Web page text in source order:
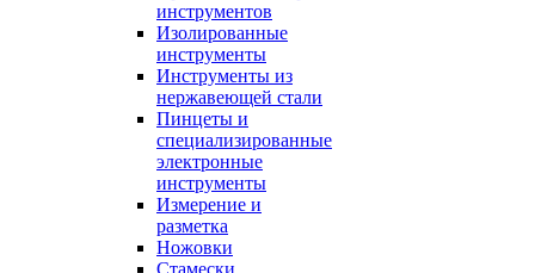
инструментов
Изолированные
инструменты
Инструменты из
нержавеющей стали
Пинцеты и
специализированные
электронные
инструменты
Измерение и
разметка
Ножовки
Стамески